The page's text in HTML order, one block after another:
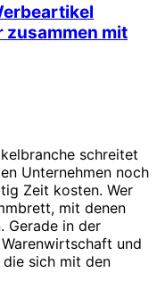
zusammen mit
schreitet
Unternehmen noch
Zeit kosten. Wer
mit denen
Gerade in der
und
sich mit den